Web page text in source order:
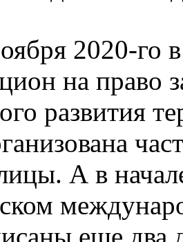
2020-го
на право
развития
А в
еще два